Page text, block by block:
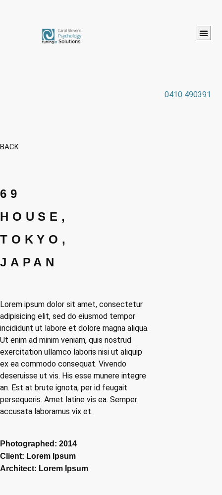
0410 490391
BACK
69
HOUSE,
TOKYO,
JAPAN
Lorem ipsum dolor sit amet, consectetur
adipisicing elit, sed do eiusmod tempor
incididunt ut labore et dolore magna aliqua.
Ut enim ad minim veniam, quis nostrud
exercitation ullamco laboris nisi ut aliquip
ex ea commodo consequat. Vivendo
deseruisse ut vis. His esse munere integre
an. Est at brute ignota, per id feugait
persequeris. Amet latine vis ea. Semper
accusata laboramus vix et.
Photographed: 2014
Client: Lorem Ipsum
Architect: Lorem Ipsum